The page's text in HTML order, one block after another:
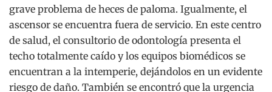
grave problema de heces de paloma. Igualmente, el
ascensor se encuentra fuera de servicio. En este centro
de salud, el consultorio de odontología presenta el
techo totalmente caído y los equipos biomédicos se
encuentran a la intemperie, dejándolos en un evidente
riesgo de daño. También se encontró que la urgencia